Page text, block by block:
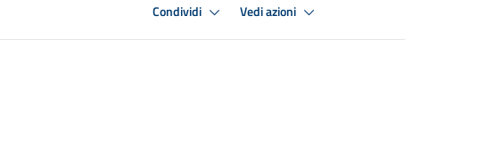
Condividi Vedi azioni